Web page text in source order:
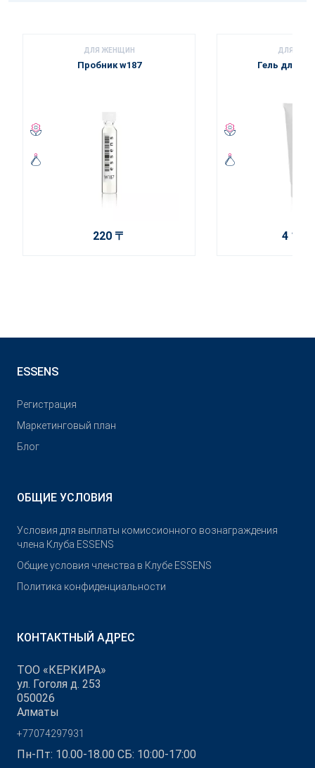
ДЛЯ ЖЕНЩИН
Пробник w187
220 〒
ДЛЯ
Гель для
4 150
ESSENS
Pегистрация
Маркетинговый план
Блог
ОБЩИЕ УСЛОВИЯ
Условия для выплаты комиссионного вознаграждения
члена Клуба ESSENS
Общие условия членства в Клубе ESSENS
Политика конфиденциальности
КОНТАКТНЫЙ АДРЕС
ТОО «КЕРКИРА»
ул. Гоголя д. 253
050026
Алматы
+77074297931
Пн-Пт: 10.00-18.00 СБ: 10:00-17:00